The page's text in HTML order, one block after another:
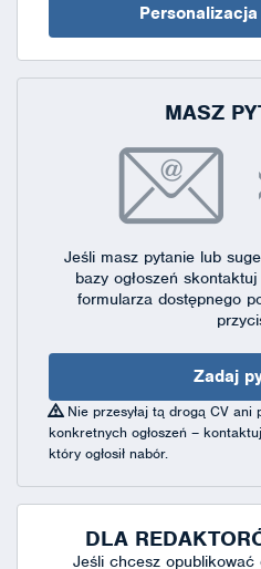
MASZ
Jeśli masz pytanie lub
bazy ogłoszeń
formularza dostępnego
Zadaj
Nie przesyłaj tą drogą CV ani
konkretnych ogłoszeń –
który ogłosił nabór.
DLA
Jeśli chcesz opublikować